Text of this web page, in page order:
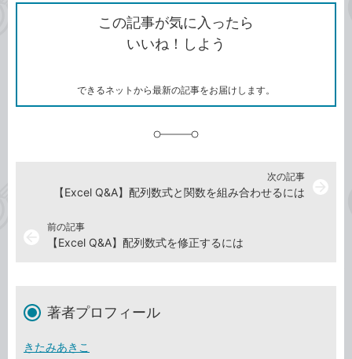
シ
ェ
ア
ェ
ア
ブ
ッ
ク
ク
を
コ
この記事が気に入ったら
いいね！しよう
できるネットから最新の記事をお届けします。
前の記事
【Excel Q&A】配列数式を修正するには
次の記事
【Excel Q&A】配列数式と関数を組み合わせるには
著者プロフィール
きたみあきこ